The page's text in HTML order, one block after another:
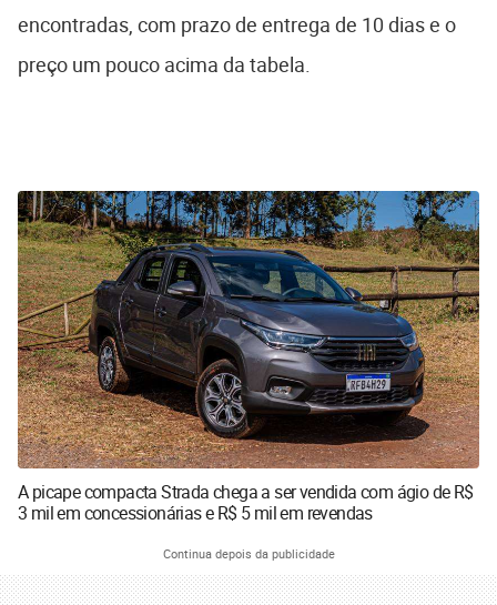
encontradas, com prazo de entrega de 10 dias e o
preço um pouco acima da tabela.
A picape compacta Strada chega a ser vendida com ágio de R$
3 mil em concessionárias e R$ 5 mil em revendas
Continua depois da publicidade